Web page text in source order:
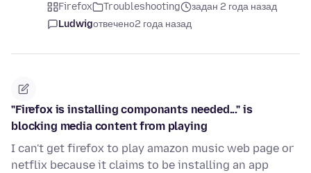
Firefox Troubleshooting
задан 2 года назад
Ludwigотвечено2 года назад
"Firefox is installing componants needed..." is
blocking media content from playing
I can't get firefox to play amazon music web page or
netflix because it claims to be installing an app